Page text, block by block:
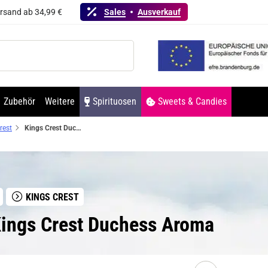
ab 34,99 € Sales Ausverkauf
Zubehör Weitere Spirituosen Sweets & Candies
Kings Crest Duchess Aroma
KINGS CREST
Crest Duchess Aroma